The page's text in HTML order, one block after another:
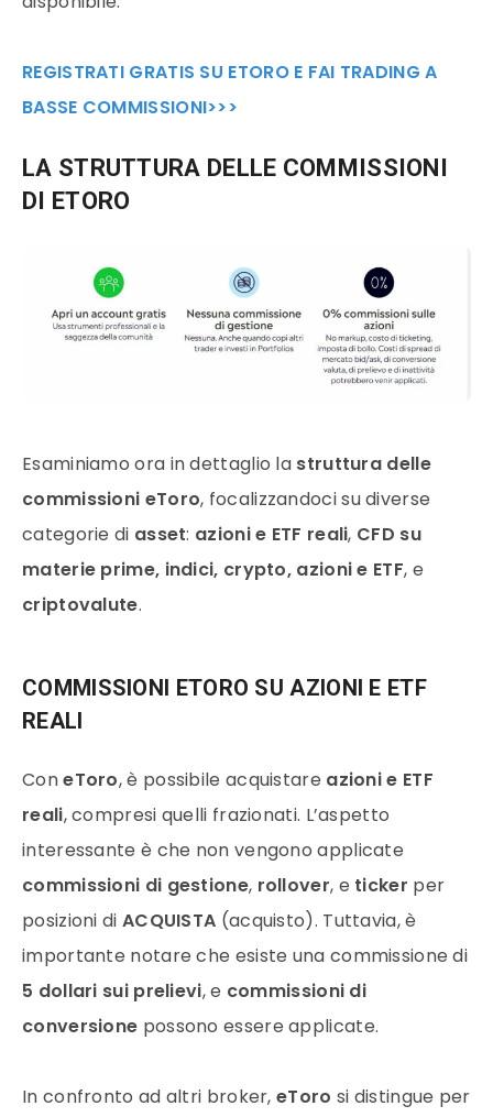
REGISTRATI GRATIS SU ETORO E FAI TRADING A
BASSE COMMISSIONI>>>
LA STRUTTURA DELLE COMMISSIONI
DI ETORO
Esaminiamo ora in dettaglio la struttura delle
commissioni eToro, focalizzandoci su diverse
categorie di asset: azioni e ETF reali, CFD su
materie prime, indici, crypto, azioni e ETF, e
criptovalute.
COMMISSIONI ETORO SU AZIONI E ETF
REALI
ConeToro, è possibile acquistare azioni e ETF
reali, compresi quelli frazionati. L’aspetto
interessante è che non vengono applicate
commissioni di gestione, rollover, e ticker per
posizioni di ACQUISTA (acquisto). Tuttavia, è
importante notare che esiste una commissione di
5 dollari sui prelievi, e commissioni di
conversione possono essere applicate.
In confronto ad altri broker, eToro si distingue per